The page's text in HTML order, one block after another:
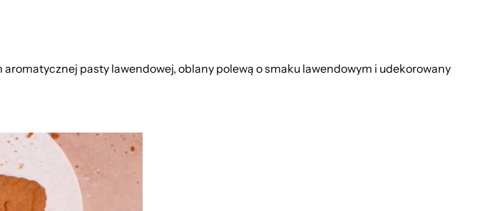
pasty lawendowej, oblany polewą o smaku lawendowym i udekorowany